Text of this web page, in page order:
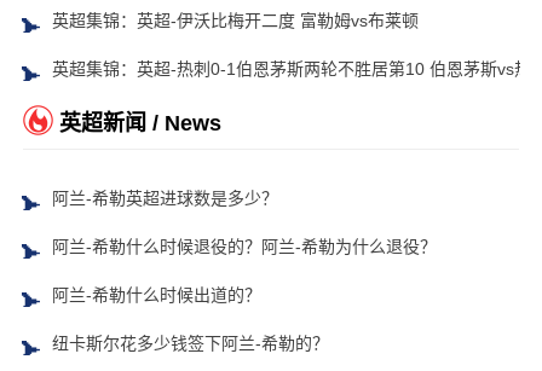
英超集锦：英超-伊沃比梅开二度 富勒姆vs布莱顿
英超集锦：英超-热刺0-1伯恩茅斯两轮不胜居第10 伯恩茅斯vs热
英超新闻 / News
阿兰-希勒英超进球数是多少？
阿兰-希勒什么时候退役的？阿兰-希勒为什么退役？
阿兰-希勒什么时候出道的？
纽卡斯尔花多少钱签下阿兰-希勒的？